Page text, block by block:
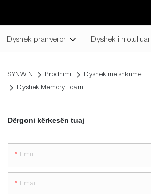
Dyshek pranveror Dyshek i rrotulluar
SYNWIN Prodhimi
Dyshek me shkumë
Dyshek Memory Foam
Dërgoni kërkesën tuaj
Emri
Email: